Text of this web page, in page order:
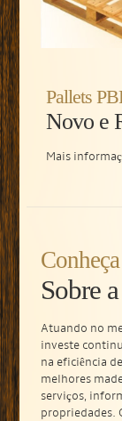
Pallets
Novo e
Mais
Sobre
Atuando no
investe
na eficiência
melhores
serviços,
propriedades.